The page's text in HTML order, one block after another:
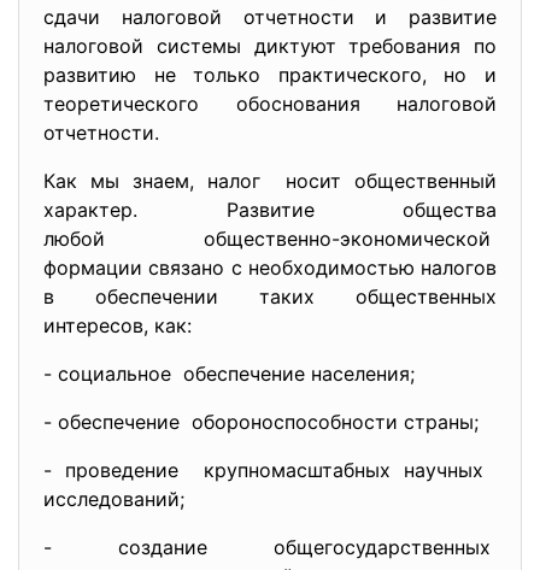
сдачи налоговой отчетности и развитие
налоговой системы диктуют требования по
развитию не только практического, но и
теоретического обоснования налоговой
отчетности.
Как мы знаем, налог носит общественный
характер. Развитие общества
любой общественно-экономической
формации связано с необходимостью налогов
в обеспечении таких общественных
интересов, как:
- социальное обеспечение населения;
- обеспечение обороноспособности страны;
- проведение крупномасштабных научных
исследований;
- создание общегосударственных